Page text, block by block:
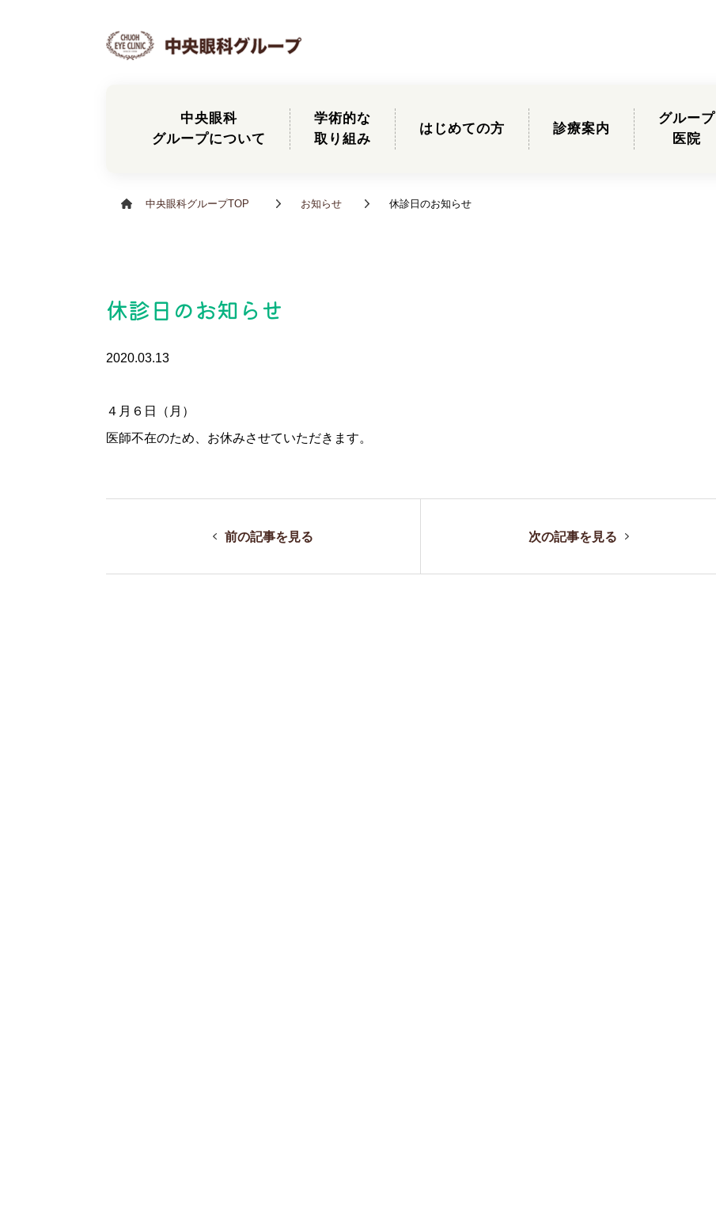
中央眼科
グループについて
学術的な
取り組み
はじめての方 診療案内
グループ
医院
中央眼科グループTOP お知らせ 休診日のお知らせ
休診日のお知らせ
2020.03.13
４月６日（月）
医師不在のため、お休みさせていただきます。
前の記事を見る 次の記事を見る